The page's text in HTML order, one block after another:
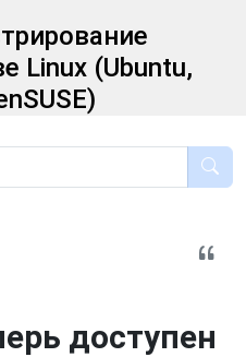
Linux (Ubuntu,
доступен